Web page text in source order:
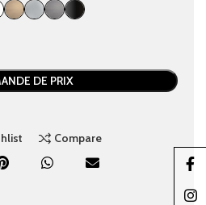
DE PRIX
Compare